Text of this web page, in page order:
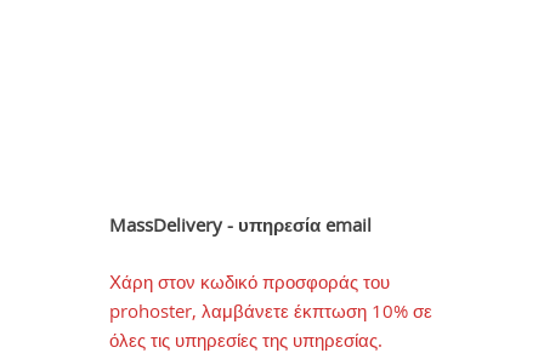
MassDelivery - υπηρεσία email
Χάρη στον κωδικό προσφοράς του
prohoster, λαμβάνετε έκπτωση 10% σε
όλες τις υπηρεσίες της υπηρεσίας.